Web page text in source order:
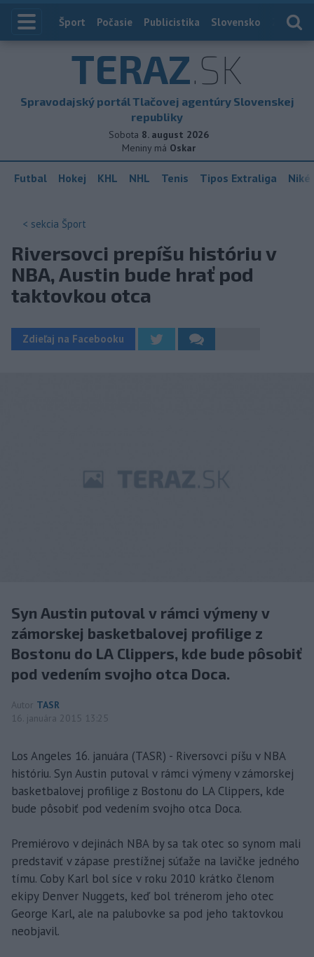
Index
Šport Počasie Publicistika Slovensko
TERAZ.SK
Spravodajský portál Tlačovej agentúry Slovenskej
republiky
Sobota 8. august 2026
Meniny má Oskar
Futbal Hokej KHL NHL Tenis Tipos Extraliga
< sekcia Šport
Riversovci prepíšu históriu v
NBA, Austin bude hrať pod
taktovkou otca
Zdieľaj na Facebooku
Syn Austin putoval v rámci výmeny v
zámorskej basketbalovej profilige z
Bostonu do LA Clippers, kde bude pôsobiť
pod vedením svojho otca Doca.
Autor TASR
16. januára 2015 13:25
Los Angeles 16. januára (TASR) - Riversovci píšu v NBA
históriu. Syn Austin putoval v rámci výmeny v zámorskej
basketbalovej profilige z Bostonu do LA Clippers, kde
bude pôsobiť pod vedením svojho otca Doca.
Premiérovo v dejinách NBA by sa tak otec so synom mali
predstaviť v zápase prestížnej súťaže na lavičke jedného
tímu. Coby Karl bol síce v roku 2010 krátko členom
ekipy Denver Nuggets, keď bol trénerom jeho otec
George Karl, ale na palubovke sa pod jeho taktovkou
neobjavil.